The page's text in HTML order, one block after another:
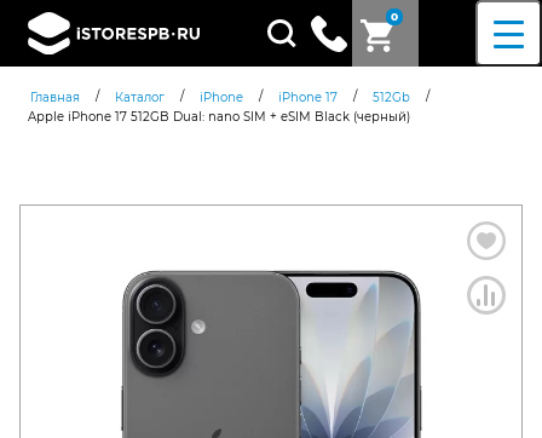
0
Поиск
товаров
Главная / Каталог / iPhone / iPhone 17 / 512Gb
/
Apple iPhone 17 512GB Dual: nano SIM + eSIM Black (черный)